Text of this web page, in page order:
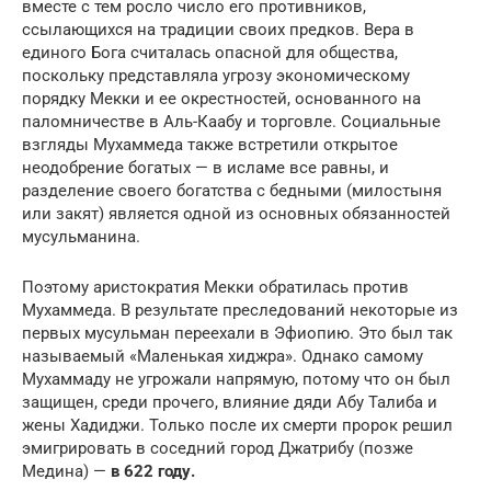
вместе с тем росло число его противников,
ссылающихся на традиции своих предков. Вера в
единого Бога считалась опасной для общества,
поскольку представляла угрозу экономическому
порядку Мекки и ее окрестностей, основанного на
паломничестве в Аль-Каабу и торговле. Социальные
взгляды Мухаммеда также встретили открытое
неодобрение богатых — в исламе все равны, и
разделение своего богатства с бедными (милостыня
или закят) является одной из основных обязанностей
мусульманина.
Поэтому аристократия Мекки обратилась против
Мухаммеда. В результате преследований некоторые из
первых мусульман переехали в Эфиопию. Это был так
называемый «Маленькая хиджра». Однако самому
Мухаммаду не угрожали напрямую, потому что он был
защищен, среди прочего, влияние дяди Абу Талиба и
жены Хадиджи. Только после их смерти пророк решил
эмигрировать в соседний город Джатрибу (позже
Медина) — в 622 году.